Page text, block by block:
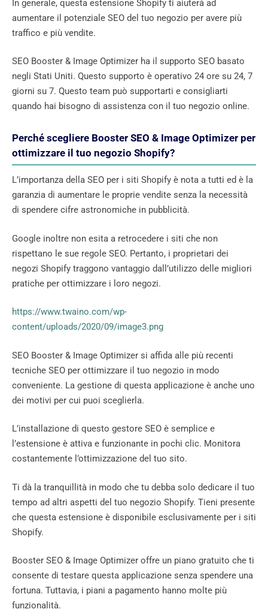
In generale, questa estensione Shopify ti aiuterà ad
aumentare il potenziale SEO del tuo negozio per avere più
traffico e più vendite.
SEO Booster & Image Optimizer ha il supporto SEO basato
negli Stati Uniti. Questo supporto è operativo 24 ore su 24, 7
giorni su 7. Questo team può supportarti e consigliarti
quando hai bisogno di assistenza con il tuo negozio online.
Perché scegliere Booster SEO & Image Optimizer per
ottimizzare il tuo negozio Shopify?
L’importanza della SEO per i siti Shopify è nota a tutti ed è la
garanzia di aumentare le proprie vendite senza la necessità
di spendere cifre astronomiche in pubblicità.
Google inoltre non esita a retrocedere i siti che non
rispettano le sue regole SEO. Pertanto, i proprietari dei
negozi Shopify traggono vantaggio dall’utilizzo delle migliori
pratiche per ottimizzare i loro negozi.
https://www.twaino.com/wp-
content/uploads/2020/09/image3.png
SEO Booster & Image Optimizer si affida alle più recenti
tecniche SEO per ottimizzare il tuo negozio in modo
conveniente. La gestione di questa applicazione è anche uno
dei motivi per cui puoi sceglierla.
L’installazione di questo gestore SEO è semplice e
l’estensione è attiva e funzionante in pochi clic. Monitora
costantemente l’ottimizzazione del tuo sito.
Ti dà la tranquillità in modo che tu debba solo dedicare il tuo
tempo ad altri aspetti del tuo negozio Shopify. Tieni presente
che questa estensione è disponibile esclusivamente per i siti
Shopify.
Booster SEO & Image Optimizer offre un piano gratuito che ti
consente di testare questa applicazione senza spendere una
fortuna. Tuttavia, i piani a pagamento hanno molte più
funzionalità.